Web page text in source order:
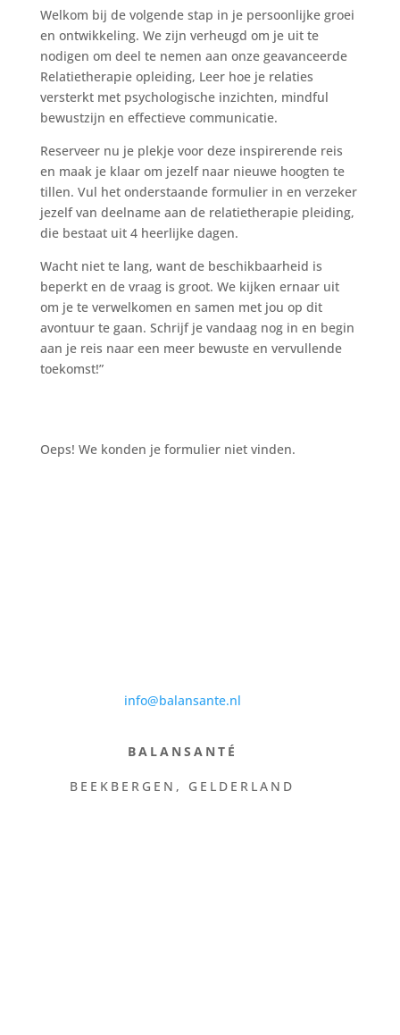
Welkom bij de volgende stap in je persoonlijke groei
en ontwikkeling. We zijn verheugd om je uit te
nodigen om deel te nemen aan onze geavanceerde
Relatietherapie opleiding, Leer hoe je relaties
versterkt met psychologische inzichten, mindful
bewustzijn en effectieve communicatie.
Reserveer nu je plekje voor deze inspirerende reis
en maak je klaar om jezelf naar nieuwe hoogten te
tillen. Vul het onderstaande formulier in en verzeker
jezelf van deelname aan de relatietherapie pleiding,
die bestaat uit 4 heerlijke dagen.
Wacht niet te lang, want de beschikbaarheid is
beperkt en de vraag is groot. We kijken ernaar uit
om je te verwelkomen en samen met jou op dit
avontuur te gaan. Schrijf je vandaag nog in en begin
aan je reis naar een meer bewuste en vervullende
toekomst!”
Oeps! We konden je formulier niet vinden.
info@balansante.nl
BALANSANTÉ
BEEKBERGEN, GELDERLAND